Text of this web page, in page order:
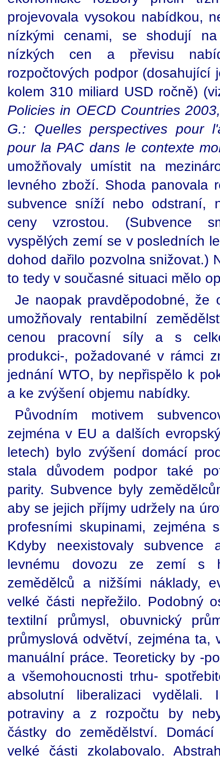
projevovala vysokou nabídkou,
nízkými cenami, se shodují
nízkých cen a převisu
rozpočtových podpor (dosahující
kolem 310 miliard USD ročně)
Policies in OECD Countries
G.: Quelles perspectives pour
pour la PAC dans le contexte
umožňovaly umístit na
levného zboží. Shoda panovala
subvence sníží nebo odstraní,
ceny vzrostou. (Subvence
vyspělých zemí se v posledních
dohod dařilo pozvolna snižovat.)
to tedy v současné situaci mělo
Je naopak pravděpodobné, že
umožňovaly rentabilní
cenou pracovní síly a s
produkci-, požadované v rámci
jednání WTO, by nepřispělo k
a ke zvýšení objemu nabídky.
Původním motivem
zejména v EU a dalších
letech) bylo zvýšení domácí
stala důvodem podpor také
parity. Subvence byly
aby se jejich příjmy udržely na
profesními skupinami, zejména
Kdyby neexistovaly
levnému dovozu ze zemí s
zemědělců a nižšími náklady,
velké části nepřežilo. Podobný
textilní průmysl, obuvnický
průmyslová odvětví, zejména ta,
manuální práce. Teoreticky by -
a všemohoucnosti trhu-
absolutní liberalizaci
potraviny a z rozpočtu by
částky do zemědělství.
velké části zkolabovalo.